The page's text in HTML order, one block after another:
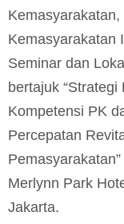
Kemasyarakatan
Seminar dan
bertajuk
Kompetensi PK
Percepatan
Merlynn Park
Jakarta.